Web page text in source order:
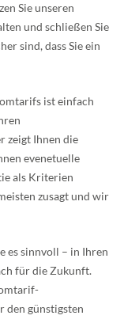
Sie unseren
und schließen Sie
sind, dass Sie ein
ist einfach
zeigt Ihnen die
evenetuelle
als Kriterien
zusagt und wir
es sinnvoll – in Ihren
für die Zukunft.
den günstigsten